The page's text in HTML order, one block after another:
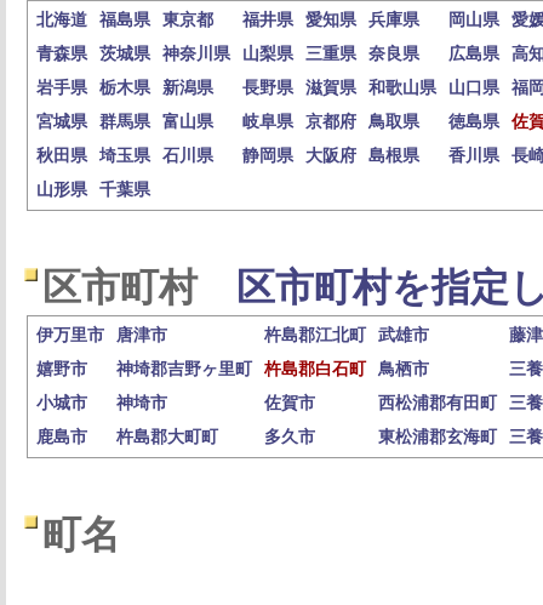
北海道 福島県 東京都 福井県 愛知県 兵庫県 岡山県
愛
青森県
茨城県 神奈川県 山梨県 三重県 奈良県 広島県
高
岩手県
栃木県 新潟県 長野県 滋賀県 和歌山県 山口県
福
宮城県
群馬県 富山県 岐阜県 京都府 鳥取県 徳島県
佐
秋田県
埼玉県 石川県 静岡県 大阪府 島根県 香川県
長
山形県
千葉県
区市町村 区市町村を指定
伊万里市 唐津市 杵島郡江北町 武雄市
藤
嬉野市
神埼郡吉野ヶ里町 杵島郡白石町 鳥栖市
三
小城市
神埼市 佐賀市 西松浦郡有田町
三
鹿島市
杵島郡大町町 多久市 東松浦郡玄海町 三
町名